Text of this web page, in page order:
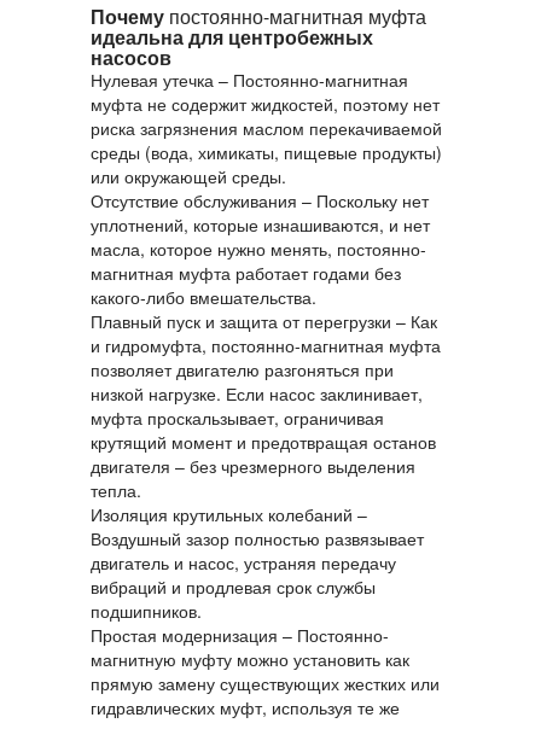
Почему постоянно-магнитная муфта
идеальна для центробежных
насосов
Нулевая утечка – Постоянно-магнитная
муфта не содержит жидкостей, поэтому нет
риска загрязнения маслом перекачиваемой
среды (вода, химикаты, пищевые продукты)
или окружающей среды.
Отсутствие обслуживания – Поскольку нет
уплотнений, которые изнашиваются, и нет
масла, которое нужно менять, постоянно-
магнитная муфта работает годами без
какого‑либо вмешательства.
Плавный пуск и защита от перегрузки – Как
и гидромуфта, постоянно-магнитная муфта
позволяет двигателю разгоняться при
низкой нагрузке. Если насос заклинивает,
муфта проскальзывает, ограничивая
крутящий момент и предотвращая останов
двигателя – без чрезмерного выделения
тепла.
Изоляция крутильных колебаний –
Воздушный зазор полностью развязывает
двигатель и насос, устраняя передачу
вибраций и продлевая срок службы
подшипников.
Простая модернизация – Постоянно-
магнитную муфтуможно установить как
прямую замену существующих жестких или
гидравлических муфт, используя те же